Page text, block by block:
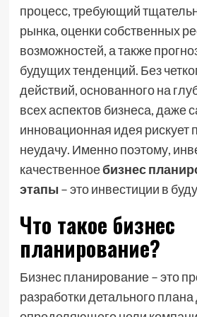
процесс, требующий
рынка, оценки собственных
возможностей, а также
будущих тенденций. Без
действий, основанного на
всех аспектов бизнеса, даже
инновационная идея рискует
неудачу. Именно поэтому,
качественноебизнес
этапы – это инвестиции в
Что такое бизнес
планирование?
Бизнес планирование – это
разработки детального плана